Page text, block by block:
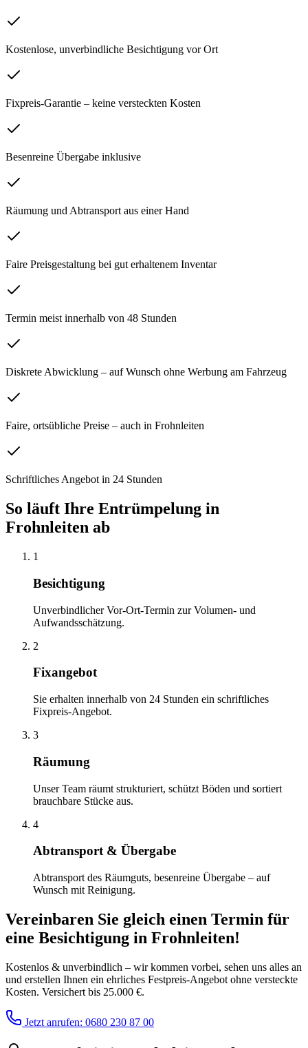
Kostenlose, unverbindliche Besichtigung vor Ort
Fixpreis-Garantie – keine versteckten Kosten
Besenreine Übergabe inklusive
Räumung und Abtransport aus einer Hand
Faire Preisgestaltung bei gut erhaltenem Inventar
Termin meist innerhalb von 48 Stunden
Diskrete Abwicklung – auf Wunsch ohne Werbung am Fahrzeug
Faire, ortsübliche Preise – auch in Frohnleiten
Schriftliches Angebot in 24 Stunden
So läuft Ihre Entrümpelung in
Frohnleiten ab
1
Besichtigung
Unverbindlicher Vor-Ort-Termin zur Volumen- und
Aufwandsschätzung.
2
Fixangebot
Sie erhalten innerhalb von 24 Stunden ein schriftliches
Fixpreis-Angebot.
3
Räumung
Unser Team räumt strukturiert, schützt Böden und sortiert
brauchbare Stücke aus.
4
Abtransport & Übergabe
Abtransport des Räumguts, besenreine Übergabe – auf
Wunsch mit Reinigung.
Vereinbaren Sie gleich einen Termin für
eine Besichtigung in Frohnleiten!
Kostenlos & unverbindlich – wir kommen vorbei, sehen uns alles an
und erstellen Ihnen ein ehrliches Festpreis-Angebot ohne versteckte
Kosten. Versichert bis 25.000 €.
Jetzt anrufen: 0680 230 87 00